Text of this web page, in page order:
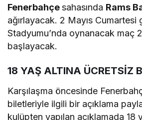
Fenerbahçesahasında Rams
ağırlayacak. 2 Mayıs Cumartesi
Stadyumu’nda oynanacak maç
başlayacak.
18 YAŞ ALTINA ÜCRETSİZ
Karşılaşma öncesinde
biletleriyle ilgili bir açıklama
kulüpten yapılan açıklamada 18